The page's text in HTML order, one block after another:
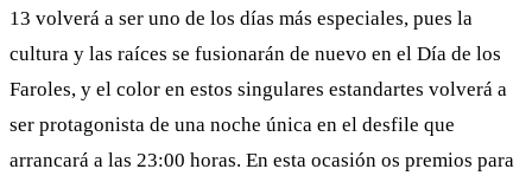
13 volverá a ser uno de los días más especiales, pues la
cultura y las raíces se fusionarán de nuevo en el Día de los
Faroles, y el color en estos singulares estandartes volverá a
ser protagonista de una noche única en el desfile que
arrancará a las 23:00 horas. En esta ocasión os premios para